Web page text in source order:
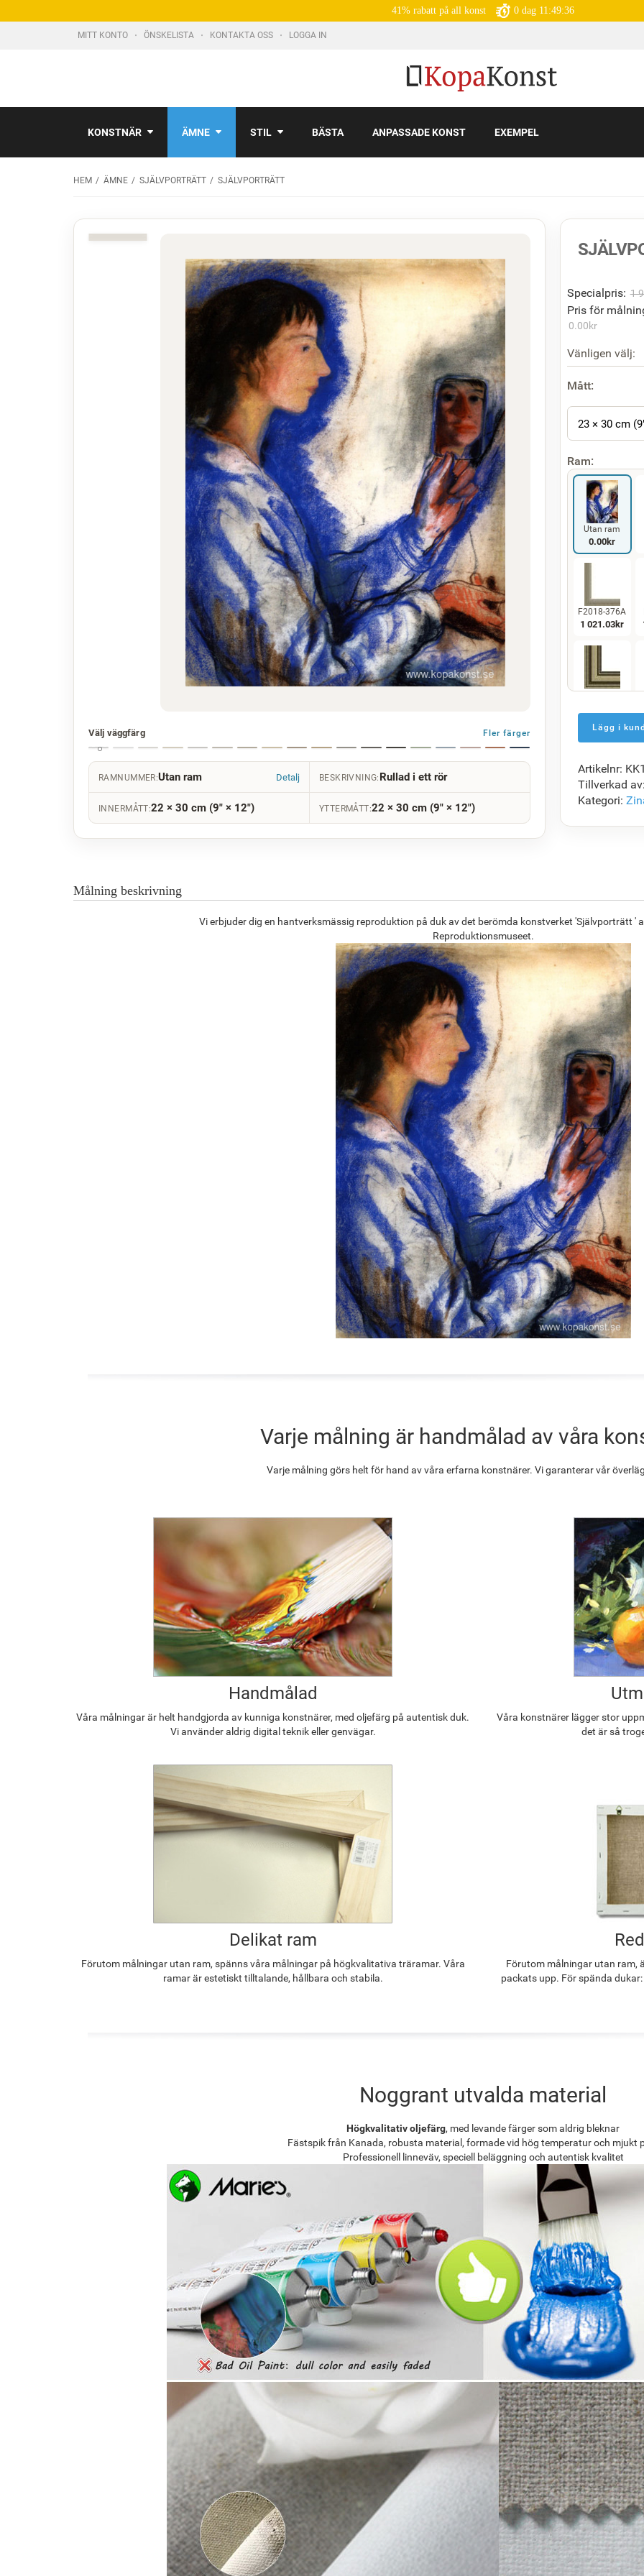
41% rabatt på all konst 0 dag 11:49:34
MITT KONTO ÖNSKELISTA KONTAKTA OSS LOGGA IN
KONSTNÄR ÄMNE STIL BÄSTA ANPASSADE KONST EXEMPEL
HEM ÄMNE SJÄLVPORTRÄTT SJÄLVPORTRÄTT
Välj väggfärg Fler färger
RAMNUMMER:Utan ram Detalj BESKRIVNING: Rullad i ett rör
INNERMÅTT:22 × 30 cm (9" × 12") YTTERMÅTT:22 × 30 cm (9" × 12")
Specialpris: 1
Pris för
0.00kr
Vänligen välj:
Mått:
23 × 30 cm
Ram:
Utan ram
0.00kr
F2018-376A
1 021.03kr
F5429-258
1 423.44kr
Artikelnr:
Tillverkad av:
Kategori:
Målning beskrivning
Vi erbjuder dig en hantverksmässig reproduktion på duk av det berömda konstverket 'Självporträtt '
Reproduktionsmuseet.
Varje målning är handmålad av våra
Varje målning görs helt för hand av våra erfarna konstnärer. Vi garanterar vår
Handmålad
Våra målningar är helt handgjorda av kunniga konstnärer, med oljefärg på autentisk duk.
Vi använder aldrig digital teknik eller genvägar.
Våra konstnärer lägger stor
det är så
Delikat ram
Förutom målningar utan ram, spänns våra målningar på högkvalitativa träramar. Våra
ramar är estetiskt tilltalande, hållbara och stabila.
Förutom målningar utan ram,
packats upp. För spända
Noggrant utvalda material
Högkvalitativ oljefärg, med levande färger som aldrig bleknar
Fästspik från Kanada, robusta material, formade vid hög temperatur och mjukt
Professionell linneväv, speciell beläggning och autentisk kvalitet